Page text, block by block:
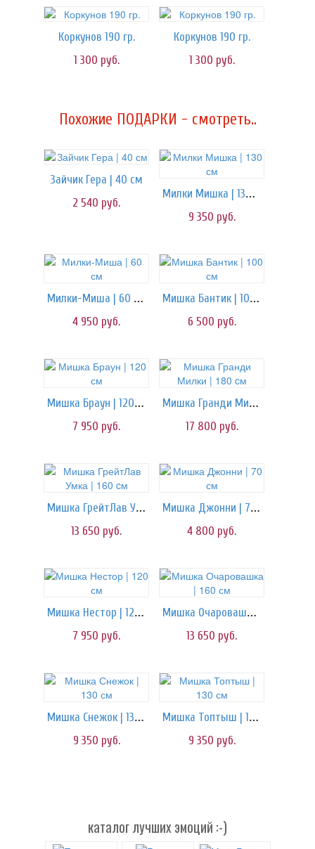
Коркунов 190 гр.
1 300 руб.
Коркунов 190 гр.
1 300 руб.
Похожие ПОДАРКИ - смотреть..
Зайчик Гера | 40 см
2 540 руб.
Милки Мишка | 130 см
9 350 руб.
Милки-Миша | 60 см
4 950 руб.
Мишка Бантик | 100 см
6 500 руб.
Мишка Браун | 120 см
7 950 руб.
Мишка Гранди Милки | 180 cм
17 800 руб.
Мишка ГрейтЛав Умка | 160 cм
13 650 руб.
Мишка Джонни | 70 см
4 800 руб.
Мишка Нестор | 120 см
7 950 руб.
Мишка Очаровашка | 160 см
13 650 руб.
Мишка Снежок | 130 см
9 350 руб.
Мишка Топтыш | 130 см
9 350 руб.
каталог лучших эмоций :-)